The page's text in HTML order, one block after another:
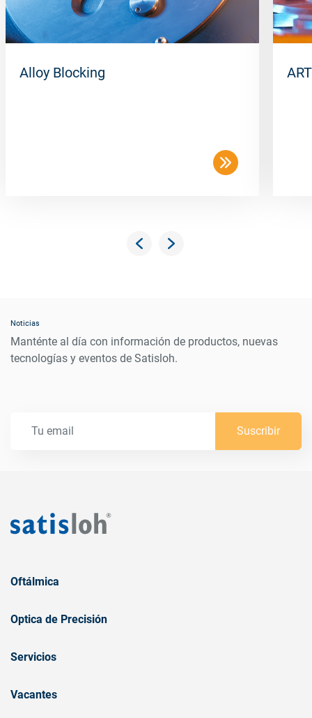
Alloy Blocking
Noticias
Manténte al día con información de productos, nuevas
tecnologías y eventos de Satisloh.
Suscribir
Oftálmica
Optica de Precisión
Servicios
Vacantes